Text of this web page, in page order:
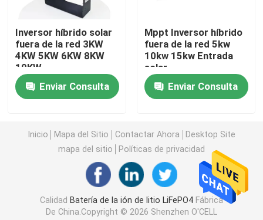
Batería casera de la energía
Batería del carro de golf Lifepo4
Batería de rv LiFePo4
Célula del fosfato del litio
pequeña batería del lipo
Inversor híbrido solar
fuera de la red 3KW
4KW 5KW 6KW 8KW
10KW
Enviar Consulta
Mppt Inversor híbrido
fuera de la red 5kw
10kw 15kw Entrada
solar
Enviar Consulta
Inicio Mapa del Sitio Contactar Ahora
Desktop Site
mapa del sitio
Políticas de privacidad
Calidad Batería de la ión de litio LiFePO4Fábrica
De China.Copyright © 2026 Shenzhen O'CELL